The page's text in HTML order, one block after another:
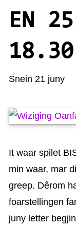
EN
Snein 21 juny
It waar spilet
min waar, mar
greep. Dêrom
foarstellingen
juny letter